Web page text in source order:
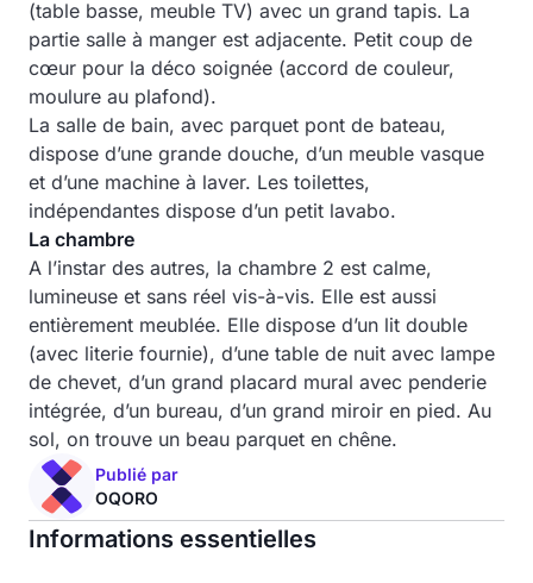
(table basse, meuble TV) avec un grand tapis. La
partie salle à manger est adjacente. Petit coup de
cœur pour la déco soignée (accord de couleur,
moulure au plafond).
La salle de bain, avec parquet pont de bateau,
dispose d’une grande douche, d’un meuble vasque
et d’une machine à laver. Les toilettes,
indépendantes dispose d’un petit lavabo.
La chambre
A l’instar des autres, la chambre 2 est calme,
lumineuse et sans réel vis-à-vis. Elle est aussi
entièrement meublée. Elle dispose d’un lit double
(avec literie fournie), d’une table de nuit avec lampe
de chevet, d’un grand placard mural avec penderie
intégrée, d’un bureau, d’un grand miroir en pied. Au
sol, on trouve un beau parquet en chêne.
Publié par
OQORO
Informations essentielles